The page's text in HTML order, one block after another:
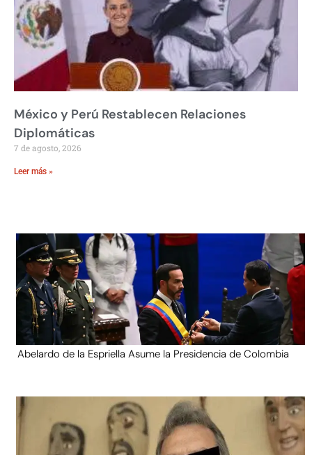
México y Perú Restablecen Relaciones
Diplomáticas
7 de agosto, 2026
Leer más »
Abelardo de la Espriella Asume la Presidencia de Colombia